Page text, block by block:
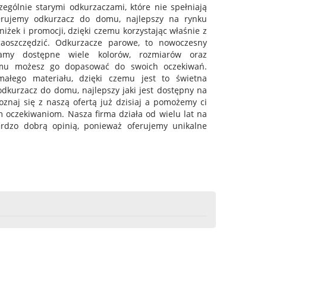
starymi odkurzaczami, które nie spełniają
odkurzacz do domu, najlepszy na rynku
i promocji, dzięki czemu korzystając właśnie z
Odkurzacze parowe, to nowoczesny
dostępne wiele kolorów, rozmiarów oraz
możesz go dopasować do swoich oczekiwań.
materiału, dzięki czemu jest to świetna
do domu, najlepszy jaki jest dostępny na
się z naszą ofertą już dzisiaj a pomożemy ci
Nasza firma działa od wielu lat na
dobrą opinią, ponieważ oferujemy unikalne